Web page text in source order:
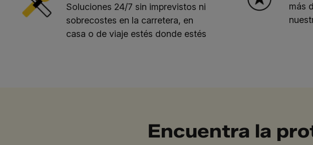
Soluciones 24/7 sin imprevistos ni
sobrecostes en la carretera, en
casa o de viaje estés donde estés
más
Encuentra la